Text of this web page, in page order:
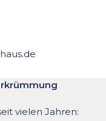
vielen Jahren: